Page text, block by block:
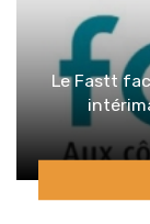
Le Fastt